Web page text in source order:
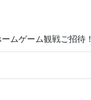
ムゲーム観戦ご招待！